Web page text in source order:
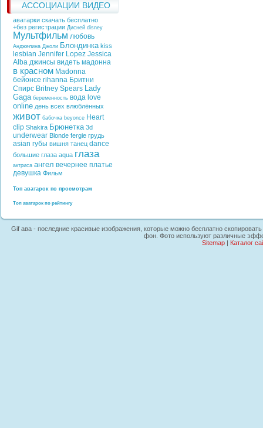
АССОЦИАЦИИ ВИДЕО
аватарки скачать бесплатно
+без регистрации Дисней disney
Мультфильм любовь
Анджелина Джоли Блондинка kiss
lesbian Jennifer Lopez Jessica
Alba джинсы видеть мадонна
в красном Madonna
бейонсе rihanna Бритни
Спирс Britney Spears Lady
Gaga беременность вода love
online день всех влюблённых
живот бабочка beyonce Heart
clip Shakira Брюнетка 3d
underwear Blonde fergie грудь
asian губы вишня танец dance
большие глаза aqua глаза
актриса ангел вечернее платье
девушка Фильм
Топ аватарок по просмотрам
Топ аватарок по рейтингу
Gif ава - последние красивые изображения, которые можно бесплатно
фон. Фото используют различные
Sitemap| Каталог